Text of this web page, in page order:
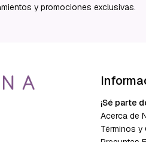
y promociones exclusivas.
¡Sé parte
Acerca de
Términos